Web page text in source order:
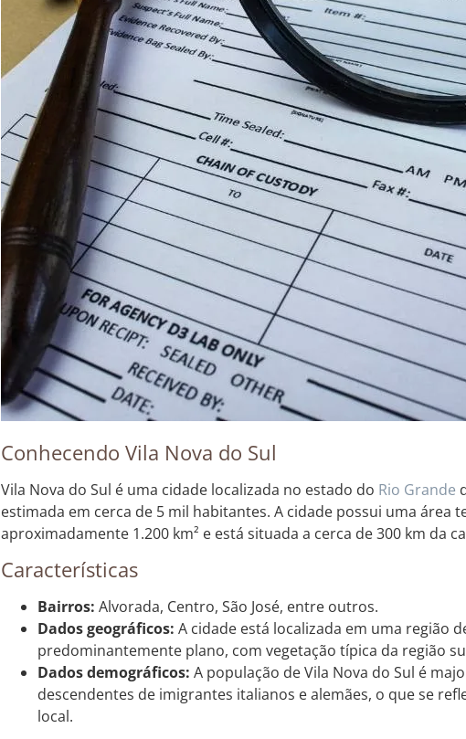
Conhecendo Vila Nova do Sul
Vila Nova do Sul é uma cidade localizada no estado do Rio Grande
estimada em cerca de 5 mil habitantes. A cidade possui uma área
aproximadamente 1.200 km² e está situada a cerca de 300 km da
Características
Bairros: Alvorada, Centro, São José, entre outros.
Dados geográficos: A cidade está localizada em uma região
predominantemente plano, com vegetação típica da região
Dados demográficos: A população de Vila Nova do Sul é
descendentes de imigrantes italianos e alemães, o que se
local.